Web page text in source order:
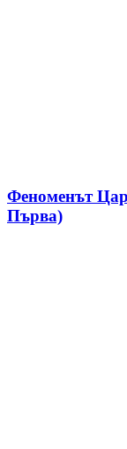
Феноменът
Първа)